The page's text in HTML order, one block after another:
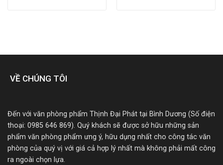
VỀ CHÚNG TÔI
Đến với văn phòng phẩm Thịnh Đại Phát tại Bình Dương (Số điện
thoại: 0985 646 869). Quý khách sẽ được sở hữu những sản
phẩm văn phòng phẩm ưng ý, hữu dụng nhất cho công tác văn
phòng của quý vị với giá cả hợp lý nhất mà không phải mất công
ra ngoài chọn lựa.